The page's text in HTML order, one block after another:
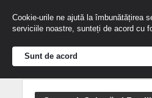
Cookie-urile ne ajută la îmbunătățirea
serviciile noastre, sunteți de acord cu
Sunt de acord